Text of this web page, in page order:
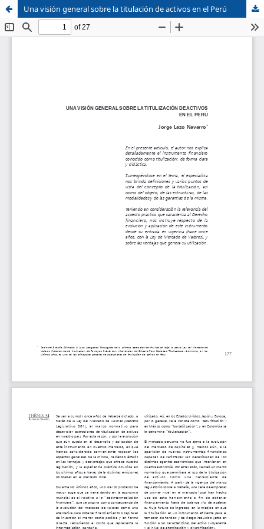
Sistema de
Bibliotecas
Facultad de
Derecho
Una visión general sobre la titulación de activos en el Perú